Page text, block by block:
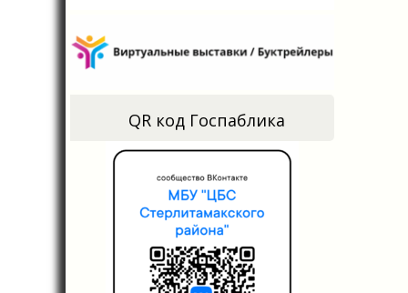
QR код Госпаблика